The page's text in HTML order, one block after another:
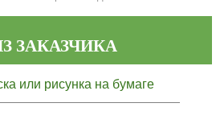
ЗАКАЗЧИКА
или рисунка на бумаге